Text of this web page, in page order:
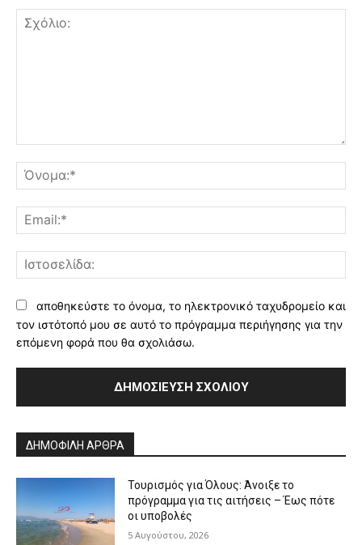
αποθηκεύστε το όνομα, το ηλεκτρονικό ταχυδρομείο και
τον ιστότοπό μου σε αυτό το πρόγραμμα περιήγησης για την
επόμενη φορά που θα σχολιάσω.
ΔΗΜΟΦΙΛΗ ΑΡΘΡΑ
Τουρισμός για Όλους: Άνοιξε το
πρόγραμμα για τις αιτήσεις – Έως πότε
οι υποβολές
5 Αυγούστου, 2026